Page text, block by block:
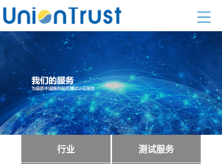
行业 测试服务